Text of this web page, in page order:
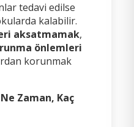
tedavi edilse
kalabilir.
aksatmamak,
önlemleri
korunmak
Ne Zaman, Kaç